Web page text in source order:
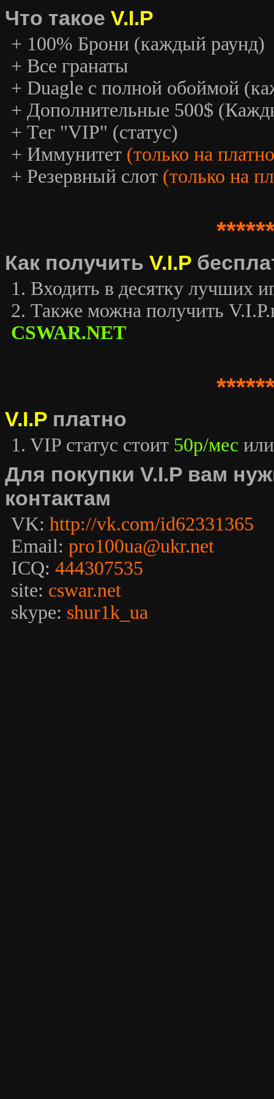
Что такое V.I.P
+ 100% Брони (каждый раунд)
+ Все гранаты
+ Duagle с полной обоймой
+ Дополнительные 500$
+ Тег "VIP" (статус)
+ Иммунитет (только на
+ Резервный слот (только на
Как получить V.I.P
1. Входить в десятку лучших
2. Также можна получить
CSWAR.NET
V.I.P платно
1. VIP статус стоит 50р/мес
Для покупки V.I.P вам
контактам
VK: http://vk.com/id62331365
Email: pro100ua@ukr.net
ICQ: 444307535
site: cswar.net
skype: shur1k_ua